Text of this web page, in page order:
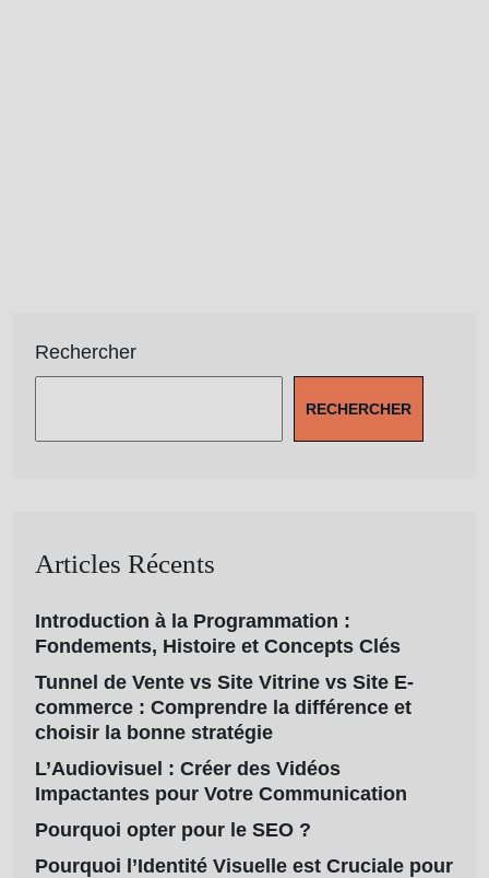
Rechercher
RECHERCHER
Articles Récents
Introduction à la Programmation :
Fondements, Histoire et Concepts Clés
Tunnel de Vente vs Site Vitrine vs Site E-
commerce : Comprendre la différence et
choisir la bonne stratégie
L’Audiovisuel : Créer des Vidéos
Impactantes pour Votre Communication
Pourquoi opter pour le SEO ?
Pourquoi l’Identité Visuelle est Cruciale pour